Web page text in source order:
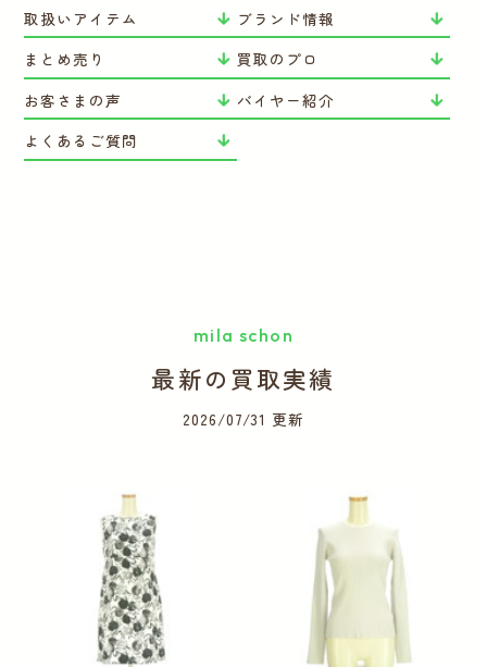
取扱いアイテム
ブランド情報
まとめ売り
買取のプロ
お客さまの声
バイヤー紹介
よくあるご質問
mila schon
最新の買取実績
2026/07/31 更新